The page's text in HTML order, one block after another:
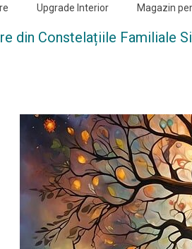
Upgrade Interior Magazin
din Constelațiile Familiale